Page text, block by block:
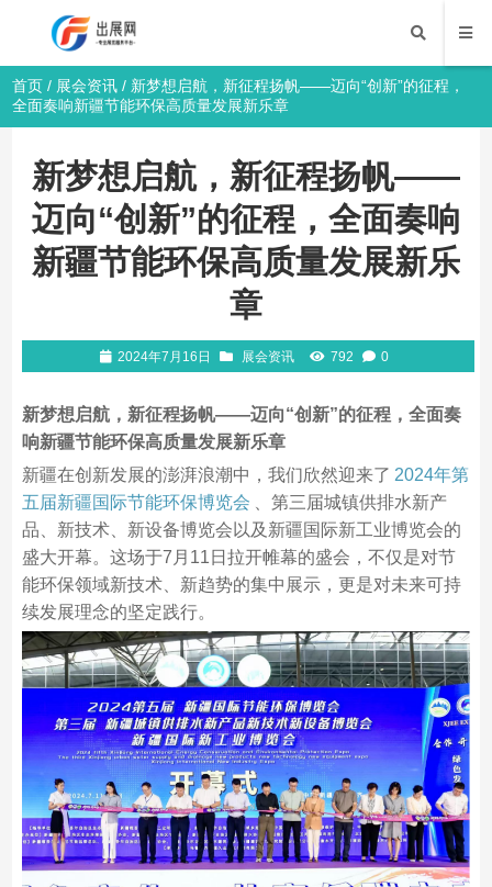
首页 / 展会资讯 / 新梦想启航，新征程扬帆——迈向“创新”的征程，
全面奏响新疆节能环保高质量发展新乐章
新梦想启航，新征程扬帆——
迈向“创新”的征程，全面奏响
新疆节能环保高质量发展新乐
章
2024年7月16日 展会资讯 792 0
新梦想启航，新征程扬帆——迈向“创新”的征程，全面奏
响新疆节能环保高质量发展新乐章
新疆在创新发展的澎湃浪潮中，我们欣然迎来了 2024年第
五届新疆国际节能环保博览会
、第三届城镇供排水新产
品、新技术、新设备博览会以及新疆国际新工业博览会的
盛大开幕。这场于7月11日拉开帷幕的盛会，不仅是对节
能环保领域新技术、新趋势的集中展示，更是对未来可持
续发展理念的坚定践行。